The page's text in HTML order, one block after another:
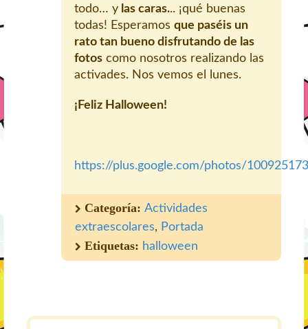
todo… y las caras... ¡qué buenas
todas! Esperamos que paséis un
rato tan bueno disfrutando de las
fotos como nosotros realizando las
activades. Nos vemos el lunes.
¡Feliz Halloween!
https://plus.google.com/photos/
Categoría: Actividades
extraescolares, Portada
Etiquetas: halloween